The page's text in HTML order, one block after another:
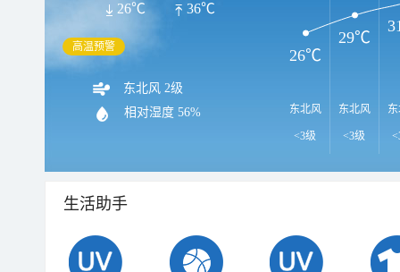
36℃
26℃
高温预警
东北风 2级
相对湿度 56% 东北风
<3级
东北风
<3级
26℃
29℃
生活助手